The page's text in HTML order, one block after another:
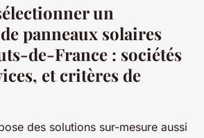
un
panneaux solaires
de-France : sociétés
et critères de
des solutions sur-mesure aussi